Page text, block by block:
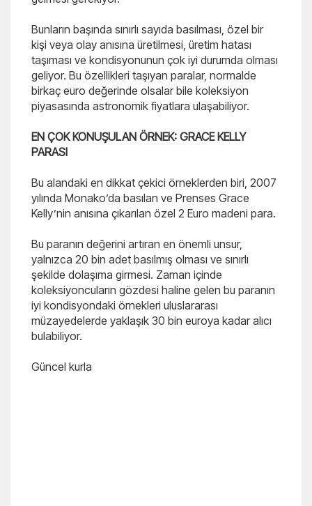
Bunların başında sınırlı sayıda basılması, özel bir
kişi veya olay anısına üretilmesi, üretim hatası
taşıması ve kondisyonunun çok iyi durumda olması
geliyor. Bu özellikleri taşıyan paralar, normalde
birkaç euro değerinde olsalar bile koleksiyon
piyasasında astronomik fiyatlara ulaşabiliyor.
EN ÇOK KONUŞULAN ÖRNEK: GRACE KELLY
PARASI
Bu alandaki en dikkat çekici örneklerden biri, 2007
yılında Monako’da basılan ve Prenses Grace
Kelly’nin anısına çıkarılan özel 2 Euro madeni para.
Bu paranın değerini artıran en önemli unsur,
yalnızca 20 bin adet basılmış olması ve sınırlı
şekilde dolaşıma girmesi. Zaman içinde
koleksiyoncuların gözdesi haline gelen bu paranın
iyi kondisyondaki örnekleri uluslararası
müzayedelerde yaklaşık 30 bin euroya kadar alıcı
bulabiliyor.
Güncel kurla